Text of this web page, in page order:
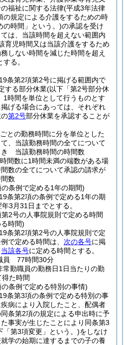
福祉に関する法律(平成3年法律
の規定による介護をするための時
の時間」という。)の承認を受け
は、当該時間を超えない範囲内
育児時間又は当該介護をするため
しない時間を減じた時間を超え
る。
条第2項第2号に掲げる範囲内で
する部分休業(以下「第2号部分休
1時間を単位として行うものとす
掲げる場合にあっては、それぞれ
第2号部分休業を承認することが
との勤務時間に分を単位とした
、当該勤務時間の全てについて
き 当該勤務時間の時間数
間数に1時間未満の端数がある場
数の全てについて承認の請求が
数
条例で定める1年の期間)
条第2項の条例で定める1年の期
3月31日までとする。
2号の人事院規則で定める時間
時間)
条第2項第2号の人事院規則で定
で定める時間は、 次の各号に掲
当該各号に定める時間とする。
員 77時間30分
勤職員の勤務日1日当たりの勤
た時間
条例で定める特別の事情)
条第3項の条例で定める特別の事
病により入院したこと、配偶者
条第2項の規定による申出時に予
事実が生じたことにより同条第3
「第3項変更」という。)をしなけ
学の始期に達するまでの子の養